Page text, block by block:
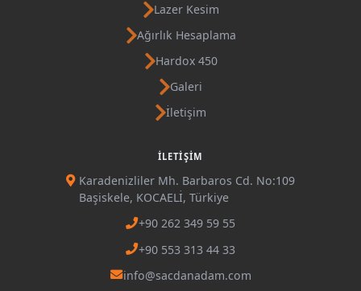
Lazer Kesim
Ağırlık Hesaplama
Hardox 450
Galeri
İletişim
İLETIŞIM
Karadenizliler Mh. Barbaros Cd. No:109
Başiskele, KOCAELİ, Türkiye
+90 262 349 59 55
+90 553 313 44 33
info@sacdanadam.com